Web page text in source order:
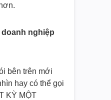
nghiệp
bên trên mới
hay có thể gọi
KỲ MỘT